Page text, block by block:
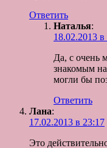
Ответить
Наталья:
18.02.2013 в
Да, с очень
знакомым
могли бы
Ответить
Лана:
17.02.2013 в 23:17
Это